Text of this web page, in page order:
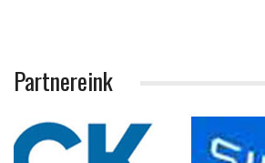
Partnereink